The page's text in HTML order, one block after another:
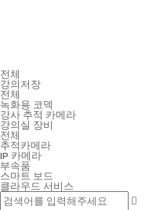
전체
강의저장
전체
녹화용 코덱
강사 추적 카메라
강의실 장비
전체
추적카메라
IP 카메라
부속품
스마트 보드
클라우드 서비스